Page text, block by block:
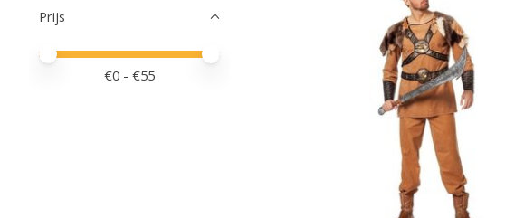
Prijs
Minimale prijswaarde
Price maximum value
€0 - €55